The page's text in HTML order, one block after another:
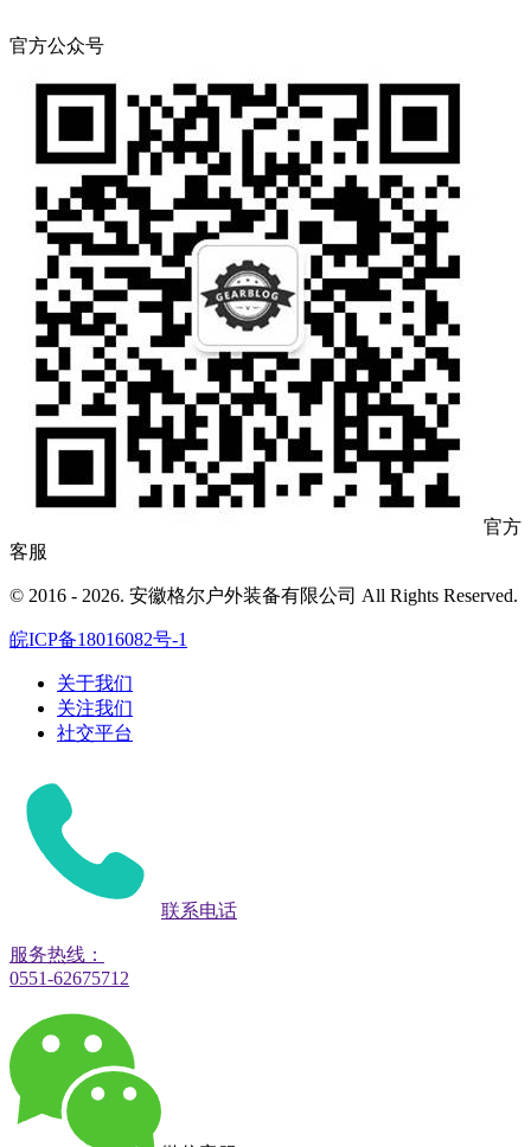
官方公众号
官方
客服
© 2016 - 2026. 安徽格尔户外装备有限公司 All Rights Reserved.
皖ICP备18016082号-1
关于我们
关注我们
社交平台
联系电话
服务热线：
0551-62675712